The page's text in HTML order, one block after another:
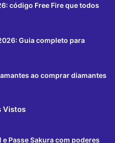
código Free Fire que todos
Guia completo para
ao comprar diamantes
Vistos
Passe Sakura com poderes